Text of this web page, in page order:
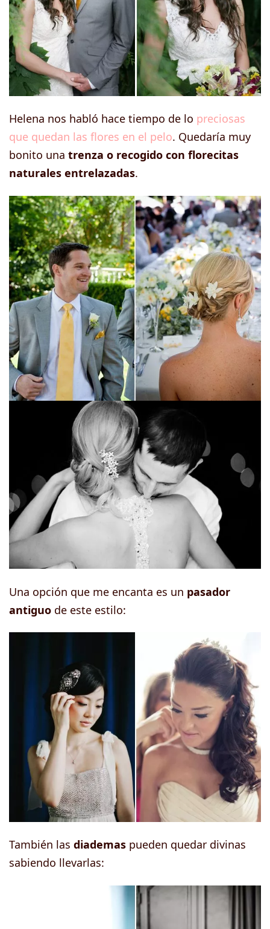
Helena nos habló hace tiempo de lo preciosas
que quedan las flores en el pelo. Quedaría muy
bonito una trenza o recogido con florecitas
naturales entrelazadas.
Una opción que me encanta es un pasador
antiguo de este estilo:
También las diademas pueden quedar divinas
sabiendo llevarlas: